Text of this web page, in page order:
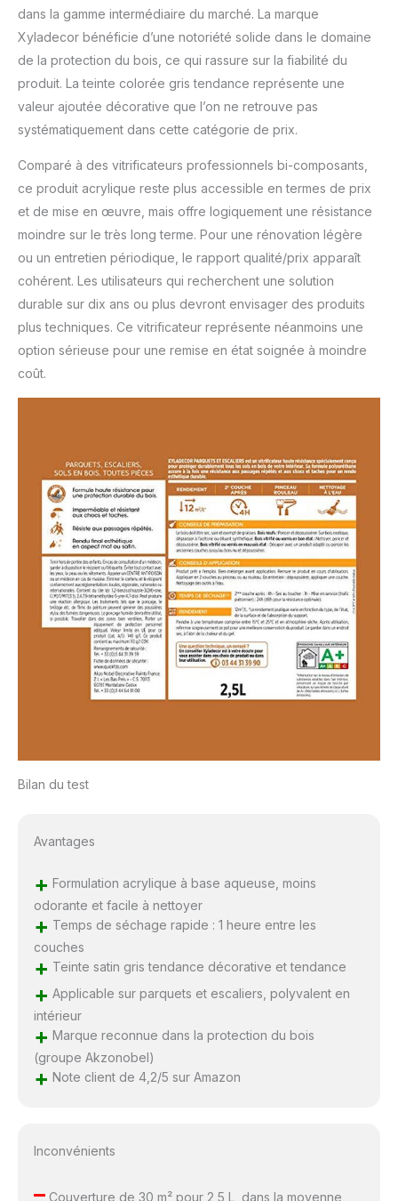
dans la gamme intermédiaire du marché. La marque
Xyladecor bénéficie d’une notoriété solide dans le domaine
de la protection du bois, ce qui rassure sur la fiabilité du
produit. La teinte colorée gris tendance représente une
valeur ajoutée décorative que l’on ne retrouve pas
systématiquement dans cette catégorie de prix.
Comparé à des vitrificateurs professionnels bi-composants,
ce produit acrylique reste plus accessible en termes de prix
et de mise en œuvre, mais offre logiquement une résistance
moindre sur le très long terme. Pour une rénovation légère
ou un entretien périodique, le rapport qualité/prix apparaît
cohérent. Les utilisateurs qui recherchent une solution
durable sur dix ans ou plus devront envisager des produits
plus techniques. Ce vitrificateur représente néanmoins une
option sérieuse pour une remise en état soignée à moindre
coût.
Bilan du test
Avantages
+ Formulation acrylique à base aqueuse, moins
odorante et facile à nettoyer
+ Temps de séchage rapide : 1 heure entre les
couches
+ Teinte satin gris tendance décorative et tendance
+ Applicable sur parquets et escaliers, polyvalent en
intérieur
+ Marque reconnue dans la protection du bois
(groupe Akzonobel)
+ Note client de 4,2/5 sur Amazon
Inconvénients
–Couverture de 30 m² pour 2,5 L, dans la moyenne